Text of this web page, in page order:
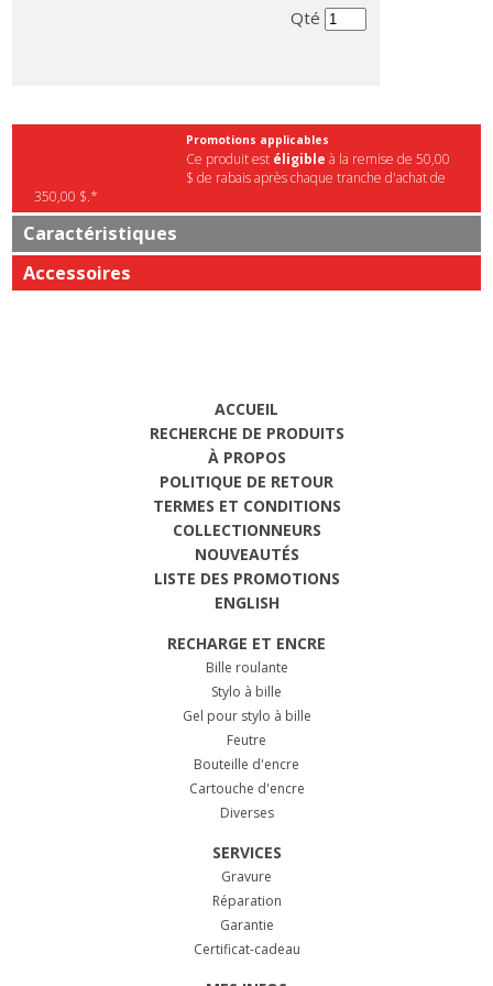
Qté
Promotions applicables
Ce produit est éligible à la remise de 50,00
$ de rabais après chaque tranche d'achat de
350,00 $.*
Caractéristiques
Accessoires
ACCUEIL
RECHERCHE DE PRODUITS
À PROPOS
POLITIQUE DE RETOUR
TERMES ET CONDITIONS
COLLECTIONNEURS
NOUVEAUTÉS
LISTE DES PROMOTIONS
ENGLISH
RECHARGE ET ENCRE
Bille roulante
Stylo à bille
Gel pour stylo à bille
Feutre
Bouteille d'encre
Cartouche d'encre
Diverses
SERVICES
Gravure
Réparation
Garantie
Certificat-cadeau